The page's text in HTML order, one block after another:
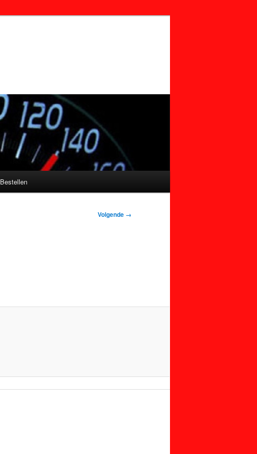
Bestellen
Volgende →